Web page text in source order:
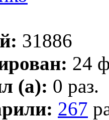
31886
24
(а): 0 раз.
267